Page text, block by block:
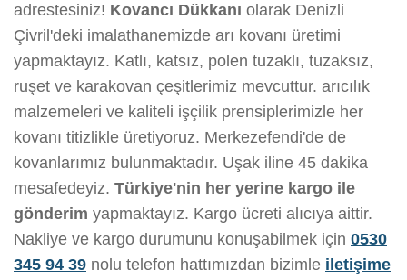
adrestesiniz! Kovancı Dükkanı olarak Denizli
Çivril'deki imalathanemizde arı kovanı üretimi
yapmaktayız. Katlı, katsız, polen tuzaklı, tuzaksız,
ruşet ve karakovan çeşitlerimiz mevcuttur. arıcılık
malzemeleri ve kaliteli işçilik prensiplerimizle her
kovanı titizlikle üretiyoruz. Merkezefendi'de de
kovanlarımız bulunmaktadır. Uşak iline 45 dakika
mesafedeyiz. Türkiye'nin her yerine kargo ile
gönderim yapmaktayız. Kargo ücreti alıcıya aittir.
Nakliye ve kargo durumunu konuşabilmek için 0530
345 94 39 nolu telefon hattımızdan bizimle iletişime